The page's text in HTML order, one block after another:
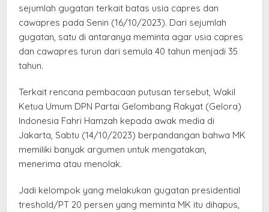
sejumlah gugatan terkait batas usia capres dan
cawapres pada Senin (16/10/2023). Dari sejumlah
gugatan, satu di antaranya meminta agar usia capres
dan cawapres turun dari semula 40 tahun menjadi 35
tahun.
Terkait rencana pembacaan putusan tersebut, Wakil
Ketua Umum DPN Partai Gelombang Rakyat (Gelora)
Indonesia Fahri Hamzah kepada awak media di
Jakarta, Sabtu (14/10/2023) berpandangan bahwa MK
memiliki banyak argumen untuk mengatakan,
menerima atau menolak.
Jadi kelompok yang melakukan gugatan presidential
treshold/PT 20 persen yang meminta MK itu dihapus,